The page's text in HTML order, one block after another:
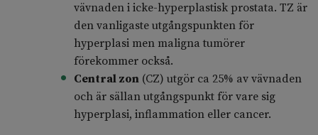
vävnaden i icke-hyperplastisk prostata. TZ är
den vanligaste utgångspunkten för
hyperplasi men maligna tumörer
förekommer också.
Central zon(CZ) utgör ca 25% av vävnaden
och är sällan utgångspunkt för vare sig
hyperplasi, inflammation eller cancer.